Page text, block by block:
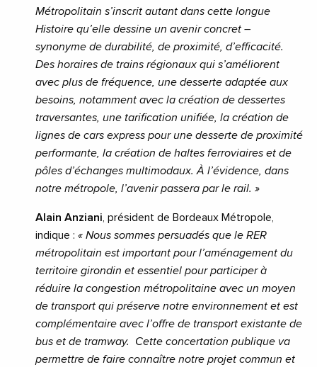
Métropolitain s’inscrit autant dans cette longue
Histoire qu’elle dessine un avenir concret –
synonyme de durabilité, de proximité, d’efficacité.
Des horaires de trains régionaux qui s’améliorent
avec plus de fréquence, une desserte adaptée aux
besoins, notamment avec la création de dessertes
traversantes, une tarification unifiée, la création de
lignes de cars express pour une desserte de proximité
performante, la création de haltes ferroviaires et de
pôles d’échanges multimodaux. À l’évidence, dans
notre métropole, l’avenir passera par le rail. »
Alain Anziani , président de Bordeaux Métropole,
indique : « Nous sommes persuadés que le RER
métropolitain est important pour l’aménagement du
territoire girondin et essentiel pour participer à
réduire la congestion métropolitaine avec un moyen
de transport qui préserve notre environnement et est
complémentaire avec l’offre de transport existante de
bus et de tramway.
Cette concertation publique va
permettre de faire connaître notre projet commun et